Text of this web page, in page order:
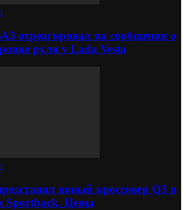
отреагировал на сообщения о
руля у Lada Vesta
новый кроссовер Q3 в
Sportback. Цены